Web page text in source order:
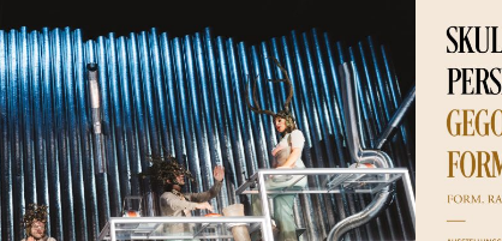
R
K
O
N
N
T
E
E